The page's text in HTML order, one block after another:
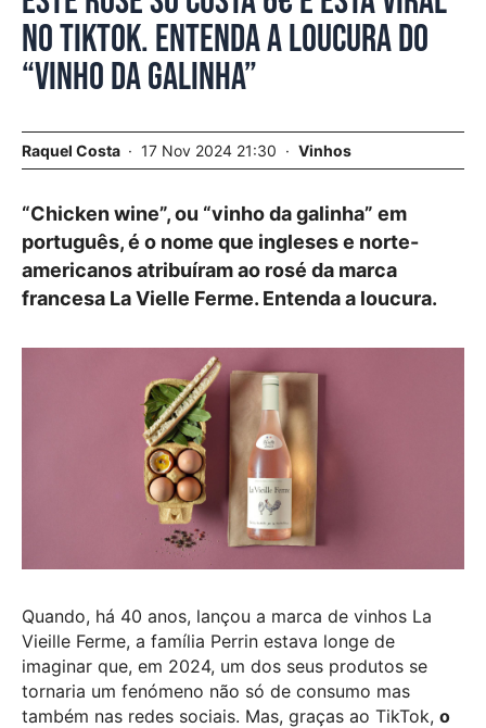
no TikTok. Entenda a loucura do
“vinho da galinha”
Raquel Costa 17 Nov 2024 21:30 Vinhos
“Chicken wine”, ou “vinho da galinha” em
português, é o nome que ingleses e norte-
americanos atribuíram ao rosé da marca
francesa La Vielle Ferme. Entenda a loucura.
Quando, há 40 anos, lançou a marca de vinhos La
Vieille Ferme, a família Perrin estava longe de
imaginar que, em 2024, um dos seus produtos se
tornaria um fenómeno não só de consumo mas
também nas redes sociais. Mas, graças ao TikTok, o